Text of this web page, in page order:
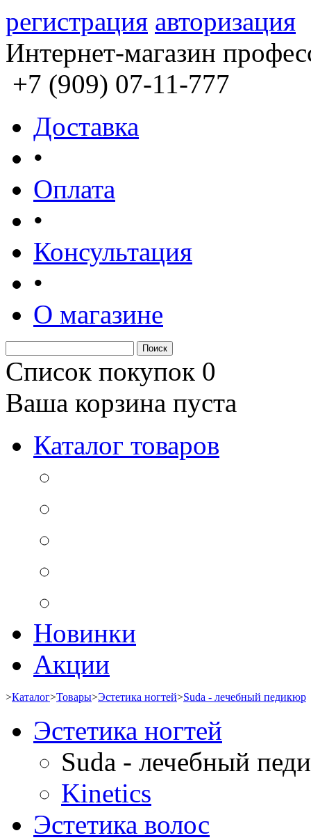
регистрация авторизация
Интернет-магазин
+7 (909) 07-11-777
Доставка
•
Оплата
•
Консультация
•
О магазине
Список покупок 0
Ваша корзина пуста
Каталог товаров
Новинки
Акции
>Каталог>Товары>Эстетика ногтей>Suda - лечебный педикюр
Эстетика ногтей
Suda - лечебный
Kinetics
Эстетика волос